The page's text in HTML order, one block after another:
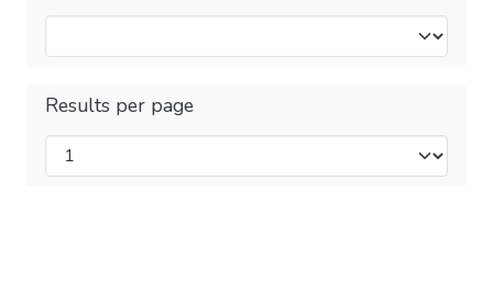
Results per page